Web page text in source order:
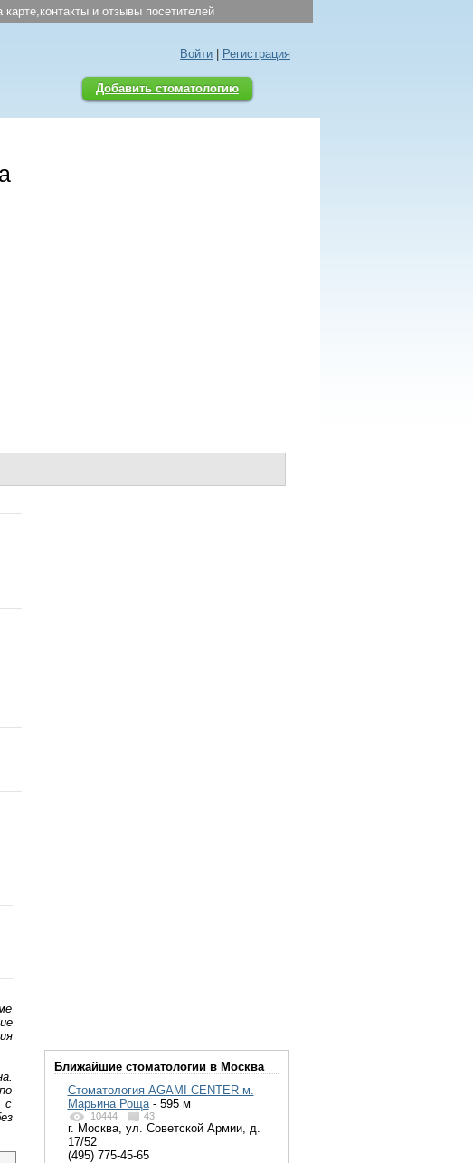
и отзывы посетителей
Войти Регистрация
Добавить стоматологию
с
Ближайшие стоматологии в Москва
Стоматология AGAMI CENTER м.
Марьина Роща- 595 м
10444 43
г. Москва, ул. Советской Армии, д.
17/52
(495) 775-45-65